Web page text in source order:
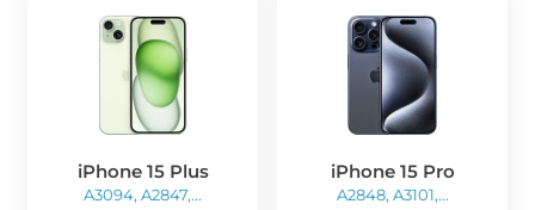
iPhone 15 Plus
A3094, A2847,...
iPhone 15 Pro
A2848, A3101,...